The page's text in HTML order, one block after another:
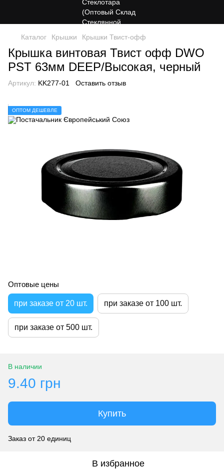
Каталог Крышки Крышки Твист-офф
Крышка винтовая Твист офф DWO
PST 63мм DEEP/Высокая, черный
Артикул: KK277-01 Оставить отзыв
ОПТОМ ДЕШЕВЛЕ
Оптовые цены
при заказе от 20 шт. при заказе от 100 шт.
при заказе от 500 шт.
В наличии
9.40 грн
Купить
Заказ от 20 единиц
В избранное